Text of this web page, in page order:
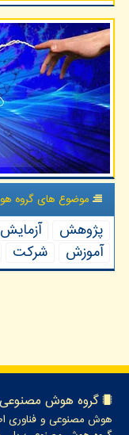
موضوع های گروه
پژوهش آزمایش
آموزش
شركت
گروه هوش مصنوعی
هوش مصنوعی و فناوری